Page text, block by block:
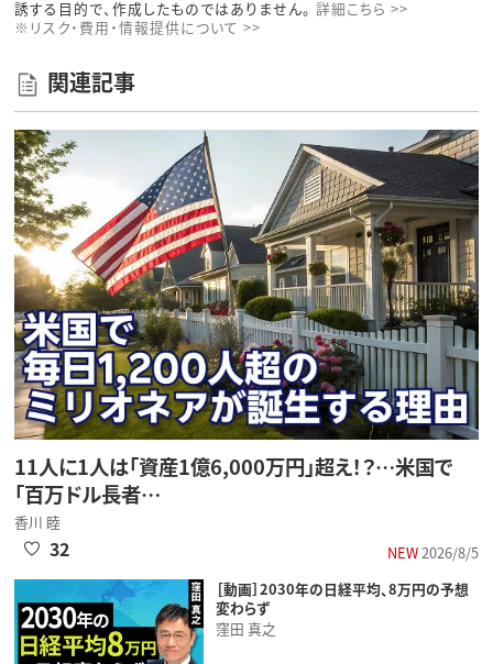
誘する目的で、作成したものではありません。 詳細こちら >>
※リスク・費用・情報提供について >>
関連記事
11人に1人は「資産1億6,000万円」超え！？…米国で
「百万ドル長者…
香川 睦
NEW2026/8/5
32
［動画］2030年の日経平均、8万円の予想
変わらず
窪田 真之